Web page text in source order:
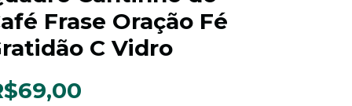
Frase Oração Fé
C Vidro